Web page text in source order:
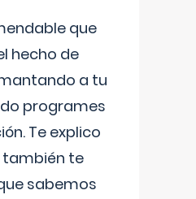
que
hecho de
a tu
programes
Te explico
también te
sabemos